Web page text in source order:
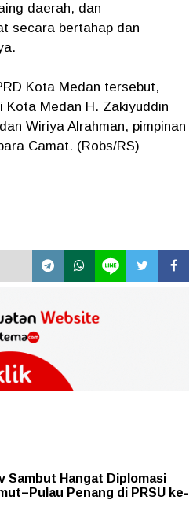
daerah, dan
secara bertahap dan
Kota Medan tersebut,
Kota Medan H. Zakiyuddin
Wiriya Alrahman, pimpinan
Camat. (Robs/RS)
Sambut Hangat Diplomasi
Penang di PRSU ke-